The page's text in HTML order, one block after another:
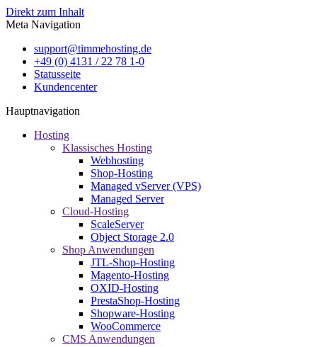
Direkt zum Inhalt
Meta Navigation
support@timmehosting.de
+49 (0) 4131 / 22 78 1-0
Statusseite
Kundencenter
Hauptnavigation
Hosting
Klassisches Hosting
Webhosting
Shop-Hosting
Managed vServer (VPS)
Managed Server
Cloud-Hosting
ScaleServer
Object Storage 2.0
Shop Anwendungen
JTL-Shop-Hosting
Magento-Hosting
OXID-Hosting
PrestaShop-Hosting
Shopware-Hosting
WooCommerce
CMS Anwendungen